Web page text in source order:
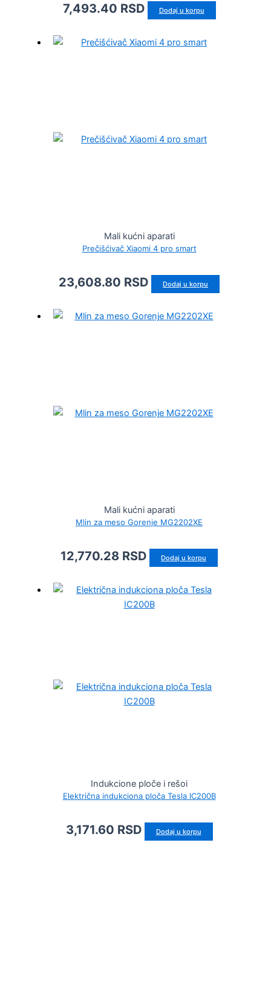
7,493.40 RSD Dodaj u korpu
Mali kućni aparati
Prečišćivač Xiaomi 4 pro smart
23,608.80 RSD Dodaj u korpu
Mali kućni aparati
Mlin za meso Gorenje MG2202XE
12,770.28 RSD Dodaj u korpu
Indukcione ploče i rešoi
Električna indukciona ploča Tesla IC200B
3,171.60 RSD Dodaj u korpu